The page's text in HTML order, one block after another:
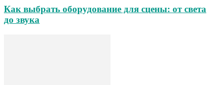
Как выбрать оборудование для сцены: от света
до звука